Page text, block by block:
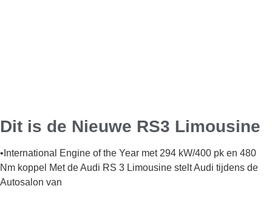
Dit is de Nieuwe RS3 Limousine
•International Engine of the Year met 294 kW/400 pk en 480
Nm koppel Met de Audi RS 3 Limousine stelt Audi tijdens de
Autosalon van